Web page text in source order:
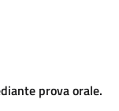
prova orale.